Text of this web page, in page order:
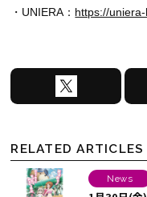
・UNIERA： https://
X
で
ア
F
a
b
o
RELATED ARTICLES
News